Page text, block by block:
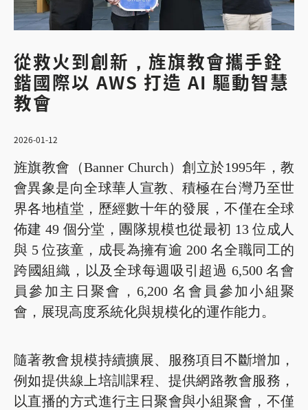
從救火到創新，旌旗教會攜手銓
鍇國際以 AWS 打造 AI 驅動智慧
教會
2026-01-12
旌旗教會（Banner Church）創立於1995年，教
會異象是向全球華人宣教、積極在台灣乃至世
界各地植堂，歷經數十年的發展，不僅在全球
佈建 49 個分堂，團隊規模也從最初 13 位成人
與 5 位孩童，成長為擁有逾 200 名全職同工的
跨國組織，以及全球每週吸引超過 6,500 名會
員參加主日聚會，6,200 名會員參加小組聚
會，展現高度系統化與規模化的運作能力。
隨著教會規模持續擴展、服務項目不斷增加，
例如提供線上培訓課程、提供網路教會服務，
以直播的方式進行主日聚會與小組聚會，不僅